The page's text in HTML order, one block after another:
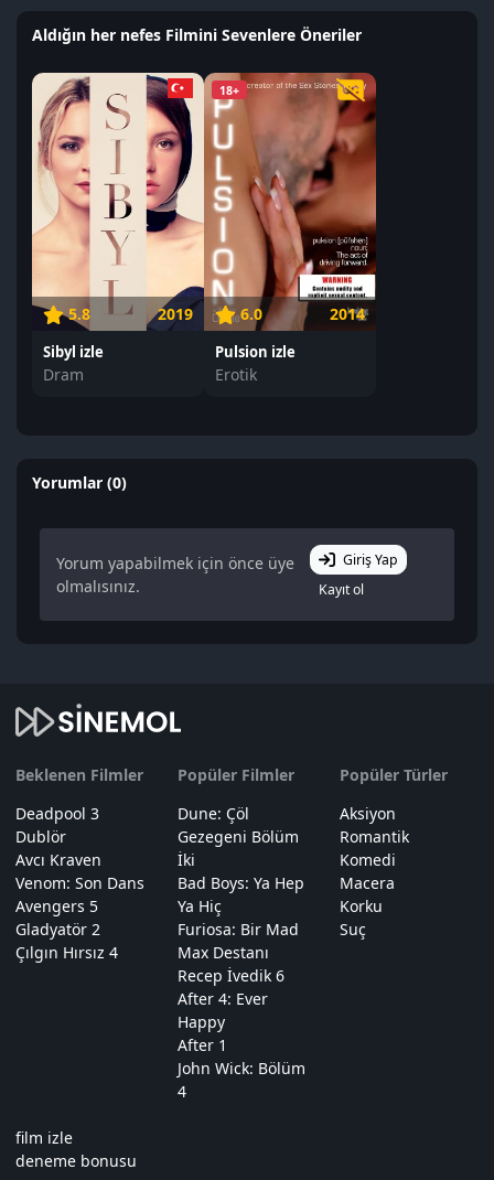
Aldığın her nefes Filmini Sevenlere Öneriler
5.8 2019
Sibyl izle
Dram
18+
6.0 2014
Pulsion izle
Erotik
Yorumlar (0)
Yorum yapabilmek için önce üye
olmalısınız.
Giriş Yap
Kayıt ol
Beklenen Filmler
Deadpool 3
Dublör
Avcı Kraven
Venom: Son Dans
Avengers 5
Gladyatör 2
Çılgın Hırsız 4
Popüler Filmler
Dune: Çöl
Gezegeni Bölüm
İki
Bad Boys: Ya Hep
Ya Hiç
Furiosa: Bir Mad
Max Destanı
Recep İvedik 6
After 4: Ever
Happy
After 1
John Wick: Bölüm
4
Popüler Türler
Aksiyon
Romantik
Komedi
Macera
Korku
Suç
film izle
deneme bonusu